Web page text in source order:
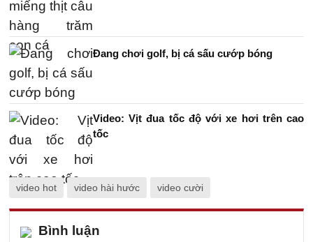
Đang chơi golf, bị cá sấu cướp bóng
Video: Vịt đua tốc độ với xe hơi trên cao
tốc
video hot video hài hước video cười
Bình luận